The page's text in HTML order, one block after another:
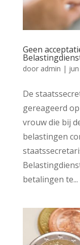
Geen
door admin |
De
gereageerd
vrouw die bij
belastingen
betalingen te...